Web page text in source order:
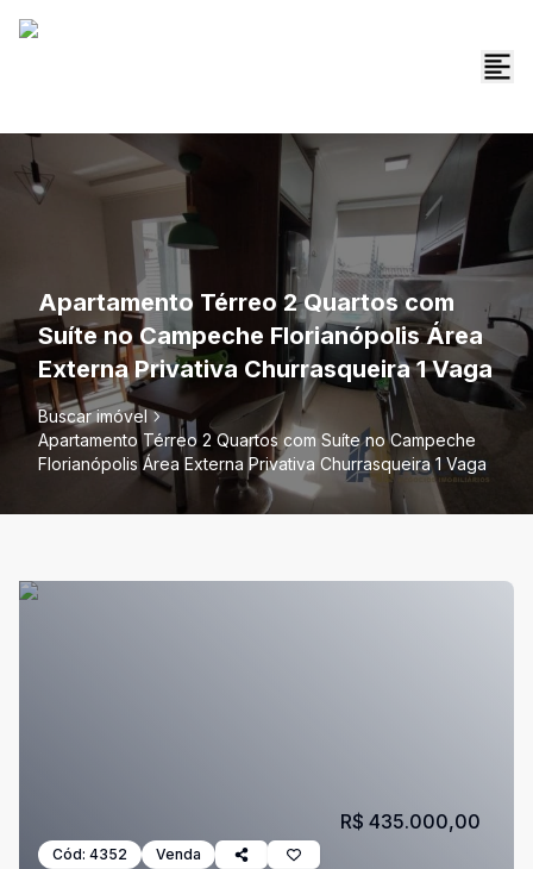
Apartamento Térreo 2 Quartos com
Suíte no Campeche Florianópolis Área
Externa Privativa Churrasqueira 1 Vaga
Buscar imóvel
Apartamento Térreo 2 Quartos com Suíte no Campeche
Florianópolis Área Externa Privativa Churrasqueira 1 Vaga
Cód: 4352 Venda
R$ 435.000,00